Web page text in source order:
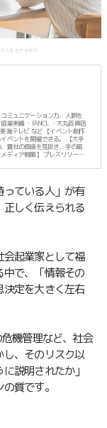
人生を守る時代
ど 【イベント創作
トを開催できる。 【大手
貴社の価値を見抜き、手の届
ている人」が有
しく伝えられる
起業家として福
で、「情報その
定を大きく左右
機管理など、社会
、そのリスク以
説明されたか」
質です。